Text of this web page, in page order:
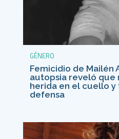
GÉNERO
Femicidio de Mailén
autopsia reveló que
herida en el cuello y
defensa